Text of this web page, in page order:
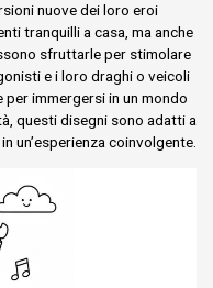
nuove dei loro eroi
tranquilli a casa, ma anche
sfruttarle per stimolare
e i loro draghi o veicoli
per immergersi in un mondo
questi disegni sono adatti a
un’esperienza coinvolgente.